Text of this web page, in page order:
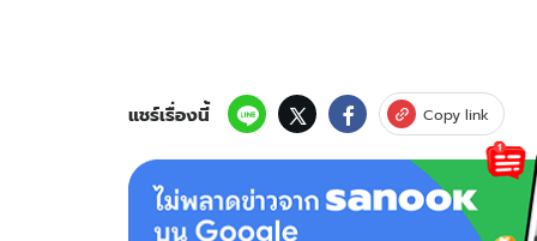
แชร์เรื่องนี้ Copy link